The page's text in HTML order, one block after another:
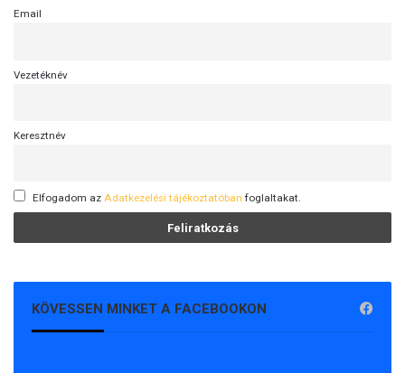
Email
Vezetéknév
Keresztnév
Elfogadom az Adatkezelési tájékoztatóban foglaltakat.
KÖVESSEN MINKET A FACEBOOKON